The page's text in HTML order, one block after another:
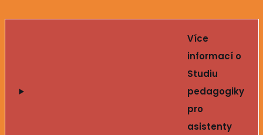
Více
informací o
Studiu
pedagogiky
pro
asistenty